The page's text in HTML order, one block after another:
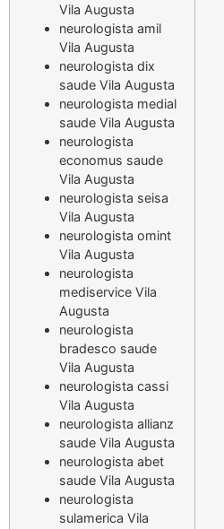
Vila Augusta
neurologista amil
Vila Augusta
neurologista dix
saude Vila Augusta
neurologista medial
saude Vila Augusta
neurologista
economus saude
Vila Augusta
neurologista seisa
Vila Augusta
neurologista omint
Vila Augusta
neurologista
mediservice Vila
Augusta
neurologista
bradesco saude
Vila Augusta
neurologista cassi
Vila Augusta
neurologista allianz
saude Vila Augusta
neurologista abet
saude Vila Augusta
neurologista
sulamerica Vila